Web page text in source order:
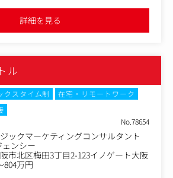
店です。
、SNS分析・リサーチ、マーケティン
ーズに合わせたパッケージの企画提
のレポート、SNSアカウント運用の
サーイベントや自社イベント（Webセ
「Find Model Circle」の提案・運用サ
す。
討までのプロセスを設計し、フォロワ
た適切なインフルエンサー選定と、効
ますが、同グループが手掛けたプロジ
トア
229/
価値を広めたい
work/case-study/3NNuj
オケ業界を再び活気付けたい。
work/case-study/8Qy6C
詳細を見る
ル
クスタイム制
在宅・リモートワーク
No.78654
ックマーケティングコンサルタント
ェンシー
市北区梅田3丁目2-123イノゲート大阪
804万円